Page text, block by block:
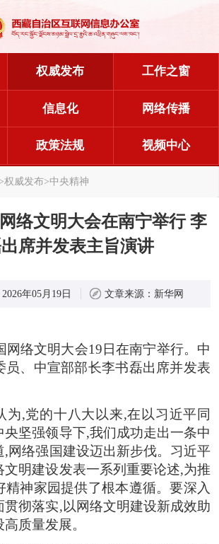
权威发布 工作之窗
信息化 网络传播
政策法规 视频中心
权威发布>中央精神
络文明大会在南宁举行 李
席并发表主旨演讲
2026年05月19日 文章来源： 新华网
网络文明大会19日在南宁举行。中
员、中宣部部长李书磊出席并发表
为,党的十八大以来,在以习近平同
央坚强领导下,我们成功走出一条中
,网络强国建设迈出新步伐。习近平
文明建设发表一系列重要论述,为推
精神家园提供了根本遵循。要深入
贯彻落实,以网络文明建设新成效助
质量发展。